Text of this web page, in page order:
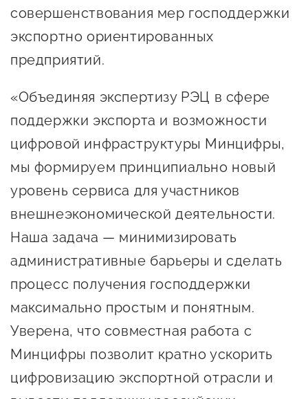
Сервисы для бизнеса
О фонде
Общая информация
Органы управления и надзора
Документы
Вакансии
совершенствования мер господдержки
экспортно ориентированных
предприятий.
«Объединяя экспертизу РЭЦ в сфере
поддержки экспорта и возможности
цифровой инфраструктуры Минцифры,
мы формируем принципиально новый
уровень сервиса для участников
внешнеэкономической деятельности.
Наша задача — минимизировать
административные барьеры и сделать
процесс получения господдержки
максимально простым и понятным.
Уверена, что совместная работа с
Минцифры позволит кратно ускорить
цифровизацию экспортной отрасли и